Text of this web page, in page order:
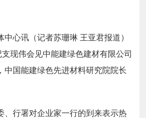
中心讯（记者苏珊琳 王亚君报道）
现伟会见中能建绿色建材有限公司
中国能建绿色先进材料研究院院长
、行署对企业家一行的到来表示热